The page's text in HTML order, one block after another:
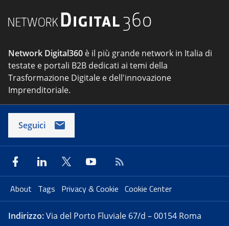
Network Digital360 è il più grande network in Italia di
testate e portali B2B dedicati ai temi della
Trasformazione Digitale e dell'innovazione
Imprenditoriale.
Seguici
About Tags Privacy & Cookie Cookie Center
Indirizzo:Via del Porto Fluviale 67/d – 00154 Roma